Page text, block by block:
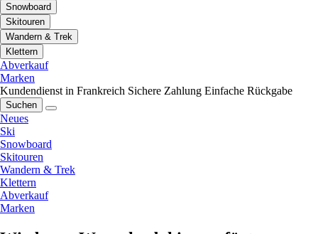
Snowboard
Skitouren
Wandern & Trek
Klettern
Abverkauf
Marken
Kundendienst in Frankreich Sichere Zahlung Einfache Rückgabe
Suchen
Neues
Ski
Snowboard
Skitouren
Wandern & Trek
Klettern
Abverkauf
Marken